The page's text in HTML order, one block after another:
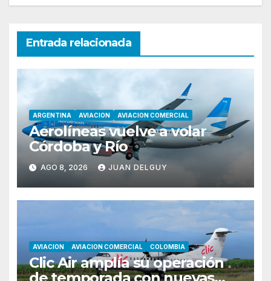
Entrada relacionada
ARGENTINA AVIACION AVIACION COMERCIAL
Aerolíneas vuelve a volar
Córdoba y Río
AGO 8, 2026 JUAN DELGUY
AVIACION AVIACION COMERCIAL COLOMBIA
Clic Air amplía su operación